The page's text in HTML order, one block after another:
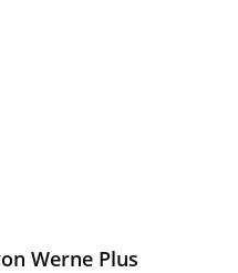
Werne Plus